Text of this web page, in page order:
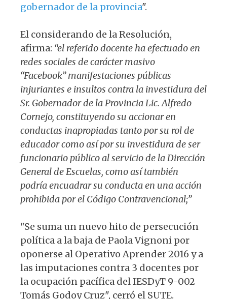
gobernador de la provincia".
El considerando de la Resolución,
afirma: “el referido docente ha efectuado en
redes sociales de carácter masivo
“Facebook” manifestaciones públicas
injuriantes e insultos contra la investidura del
Sr. Gobernador de la Provincia Lic. Alfredo
Cornejo, constituyendo su accionar en
conductas inapropiadas tanto por su rol de
educador como así por su investidura de ser
funcionario público al servicio de la Dirección
General de Escuelas, como así también
podría encuadrar su conducta en una acción
prohibida por el Código Contravencional;”
"Se suma un nuevo hito de persecución
política a la baja de Paola Vignoni por
oponerse al Operativo Aprender 2016 y a
las imputaciones contra 3 docentes por
la ocupación pacífica del IESDyT 9-002
Tomás Godoy Cruz", cerró el SUTE.